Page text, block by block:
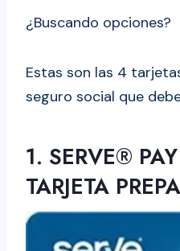
Cuál es la
Respondiendo
¿Buscando opciones?
Estas son las 4
seguro social que
1. SERVE®
TARJETA